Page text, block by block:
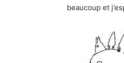
beaucoup et